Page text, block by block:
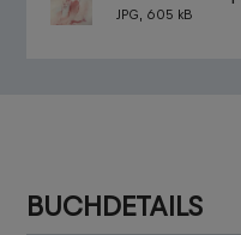
JPG, 605 kB
BUCHDETAILS